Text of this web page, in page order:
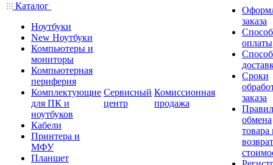
Каталог
Ноутбуки
New Ноутбуки
Компьютеры и
мониторы
Компьютерная
периферия
Комплектующие
для ПК и
ноутбуков
Кабели
Принтера и
МФУ
Планшет
Сервисный
центр
Комиссионная
продажа
заказа
оплаты
Сроки
заказа
обмена
товара